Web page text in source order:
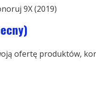
9X (2019)
ofertę produktów,